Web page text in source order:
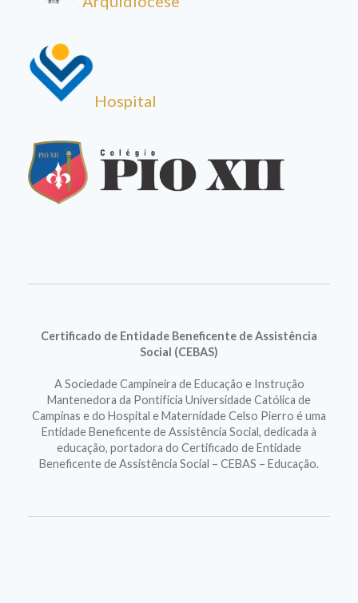
Hospital
Certificado de Entidade Beneficente de Assistência
Social (CEBAS)
A Sociedade Campineira de Educação e Instrução
Mantenedora da Pontifícia Universidade Católica de
Campinas e do Hospital e Maternidade Celso Pierro é uma
Entidade Beneficente de Assistência Social, dedicada à
educação, portadora do Certificado de Entidade
Beneficente de Assistência Social – CEBAS – Educação.